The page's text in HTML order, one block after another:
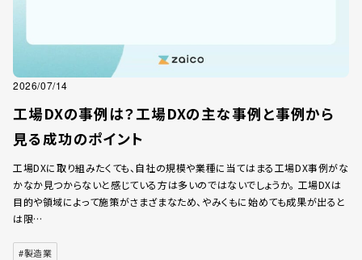
2026/07/14
工場DXの事例は？工場DXの主な事例と事例から
見る成功のポイント
工場DXに取り組みたくても、自社の規模や業種に当てはまる工場DX事例がな
かなか見つからないと感じている方は多いのではないでしょうか。 工場DXは
目的や領域によって施策がさまざまなため、やみくもに始めても成果が出ると
は限…
#製造業